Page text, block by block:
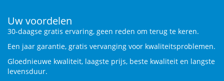
Uw voordelen
30-daagse gratis ervaring, geen reden om terug te keren.
Een jaar garantie, gratis vervanging voor kwaliteitsproblemen.
Gloednieuwe kwaliteit, laagste prijs, beste kwaliteit en langste
levensduur.